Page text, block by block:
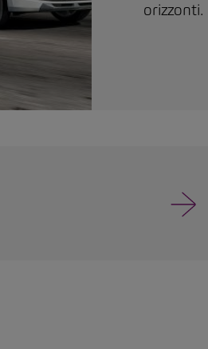
orizzonti.